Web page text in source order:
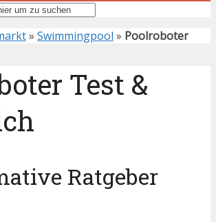
» Swimmingpool » Poolroboter
Test &
Ratgeber